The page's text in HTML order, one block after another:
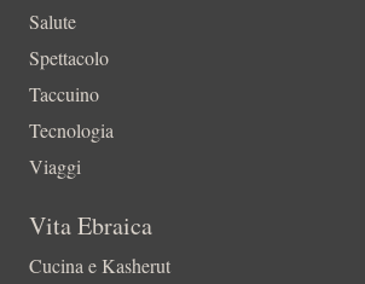
Salute
Spettacolo
Taccuino
Tecnologia
Viaggi
Vita Ebraica
Cucina e Kasherut